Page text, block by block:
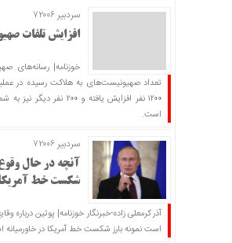
سردبیر ۷۲۰۰۶
افزایش تلفات
خوزنامه| رسانه‌های
تعداد صهیونیست‌های به هلاکت رسیده در
۱۲۰۰ نفر افزایش یافته و ۲۰۰
است.
سردبیر ۷۲۰۰۶
آنچه در حال
شکست خط آمریکا
آذر کرمعلی زاده-خبرنگار خوزنامه| پوتین درباره
است نمونه بارز شکست خط آمریکا در